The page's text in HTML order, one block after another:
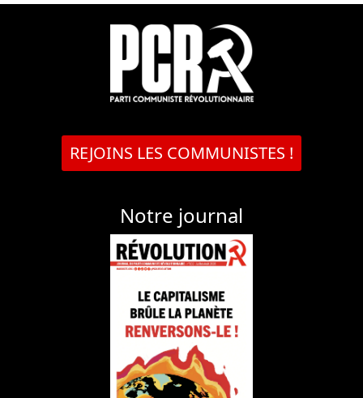
REJOINS LES COMMUNISTES !
Notre journal